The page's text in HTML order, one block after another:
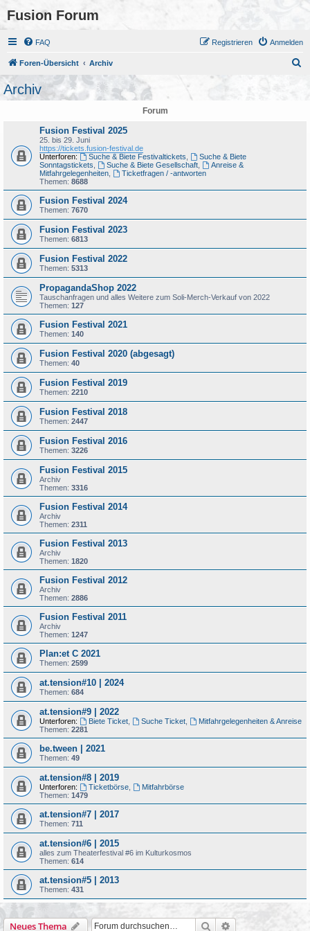
Fusion Forum
FAQ Anmelden
Registrieren
Foren-Übersicht Archiv
Archiv
Forum
Fusion Festival 2025
25. bis 29. Juni
https://tickets.fusion-festival.de
Unterforen:
Suche & Biete Festivaltickets
Suche & Biete
Sonntagstickets
Suche & Biete Gesellschaft,
Anreise &
Mitfahrgelegenheiten
Ticketfragen / -antworten
Themen: 8688
Fusion Festival 2024
Themen: 7670
Fusion Festival 2023
Themen: 6813
Fusion Festival 2022
Themen: 5313
PropagandaShop 2022
Tauschanfragen und alles Weitere zum Soli-Merch-Verkauf von 2022
Themen: 127
Fusion Festival 2021
Themen: 140
Fusion Festival 2020 (abgesagt)
Themen: 40
Fusion Festival 2019
Themen: 2210
Fusion Festival 2018
Themen: 2447
Fusion Festival 2016
Themen: 3226
Fusion Festival 2015
Archiv
Themen: 3316
Fusion Festival 2014
Archiv
Themen: 2311
Fusion Festival 2013
Archiv
Themen: 1820
Fusion Festival 2012
Archiv
Themen: 2886
Fusion Festival 2011
Archiv
Themen: 1247
Plan:et C 2021
Themen: 2599
at.tension#10 | 2024
Themen: 684
at.tension#9 | 2022
Unterforen: Biete Ticket, Suche Ticket,
Mitfahrgelegenheiten & Anreise
Themen: 2281
be.tween | 2021
Themen: 49
at.tension#8 | 2019
Unterforen: Ticketbörse,
Mitfahrbörse
Themen: 1479
at.tension#7 | 2017
Themen: 711
at.tension#6 | 2015
alles zum Theaterfestival #6 im Kulturkosmos
Themen: 614
at.tension#5 | 2013
Themen: 431
Neues Thema Suche